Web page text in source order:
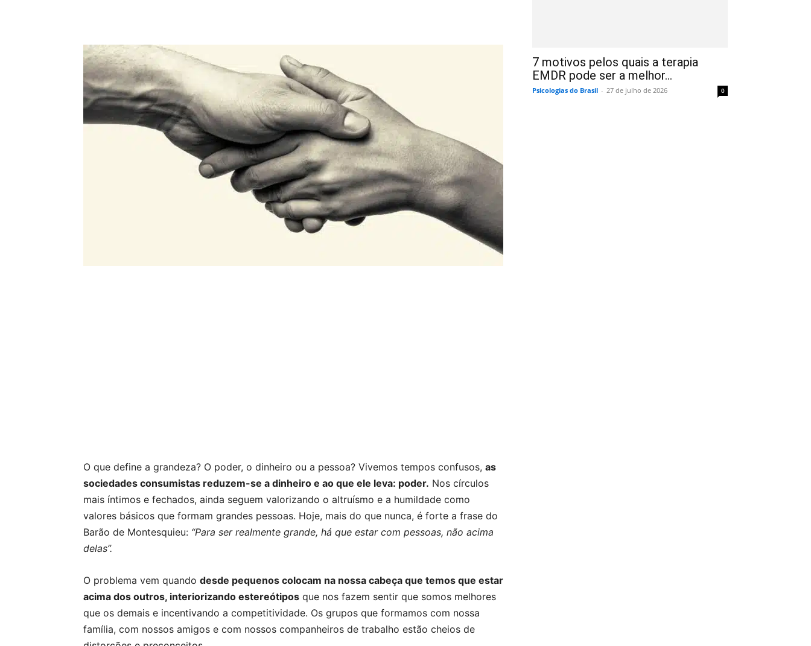
O que define a grandeza? O poder, o dinheiro ou a pessoa? Vivemos tempos confusos, as
sociedades consumistas reduzem-se a dinheiro e ao que ele leva: poder. Nos círculos
mais íntimos e fechados, ainda seguem valorizando o altruísmo e a humildade como
valores básicos que formam grandes pessoas. Hoje, mais do que nunca, é forte a frase do
Barão de Montesquieu: “Para ser realmente grande, há que estar com pessoas, não acima
delas”.
O problema vem quando desde pequenos colocam na nossa cabeça que temos que estar
acima dos outros, interiorizando estereótipos que nos fazem sentir que somos melhores
que os demais e incentivando a competitividade. Os grupos que formamos com nossa
família, com nossos amigos e com nossos companheiros de trabalho estão cheios de
7 motivos pelos quais a terapia
EMDR pode ser a melhor...
Psicologias do Brasil - 27 de julho de 2026 0